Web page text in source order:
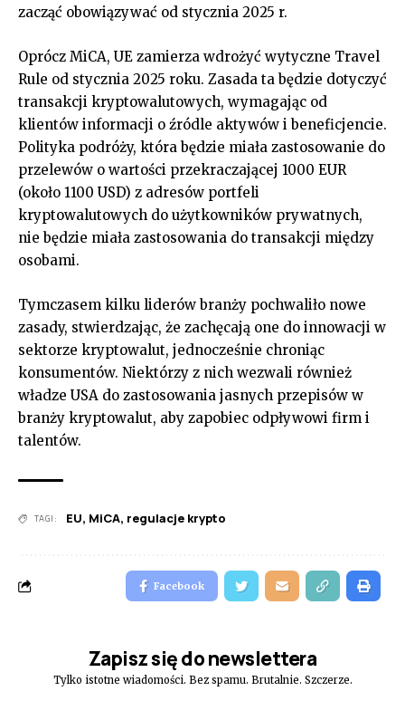
zacząć obowiązywać od stycznia 2025 r.
Oprócz MiCA, UE zamierza wdrożyć wytyczne Travel
Rule od stycznia 2025 roku. Zasada ta będzie dotyczyć
transakcji kryptowalutowych, wymagając od
klientów informacji o źródle aktywów i beneficjencie.
Polityka podróży, która będzie miała zastosowanie do
przelewów o wartości przekraczającej 1000 EUR
(około 1100 USD) z adresów portfeli
kryptowalutowych do użytkowników prywatnych,
nie będzie miała zastosowania do transakcji między
osobami.
Tymczasem kilku liderów branży pochwaliło nowe
zasady, stwierdzając, że zachęcają one do innowacji w
sektorze kryptowalut, jednocześnie chroniąc
konsumentów. Niektórzy z nich wezwali również
władze USA do zastosowania jasnych przepisów w
branży kryptowalut, aby zapobiec odpływowi firm i
talentów.
TAGI: EU, MiCA, regulacje krypto
Facebook
Zapisz się do newslettera
Tylko istotne wiadomości. Bez spamu. Brutalnie. Szczerze.